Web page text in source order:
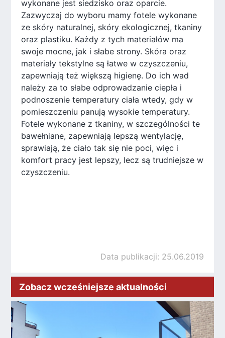
wykonane jest siedzisko oraz oparcie.
Zazwyczaj do wyboru mamy fotele wykonane
ze skóry naturalnej, skóry ekologicznej, tkaniny
oraz plastiku. Każdy z tych materiałów ma
swoje mocne, jak i słabe strony. Skóra oraz
materiały tekstylne są łatwe w czyszczeniu,
zapewniają też większą higienę. Do ich wad
należy za to słabe odprowadzanie ciepła i
podnoszenie temperatury ciała wtedy, gdy w
pomieszczeniu panują wysokie temperatury.
Fotele wykonane z tkaniny, w szczególności te
bawełniane, zapewniają lepszą wentylację,
sprawiają, że ciało tak się nie poci, więc i
komfort pracy jest lepszy, lecz są trudniejsze w
czyszczeniu.
Data publikacji: 25.06.2019
Zobacz wcześniejsze aktualności